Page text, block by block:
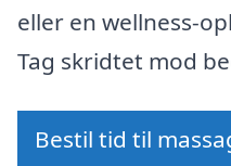
eller en wellness-
Tag skridtet mod
Bestil tid til